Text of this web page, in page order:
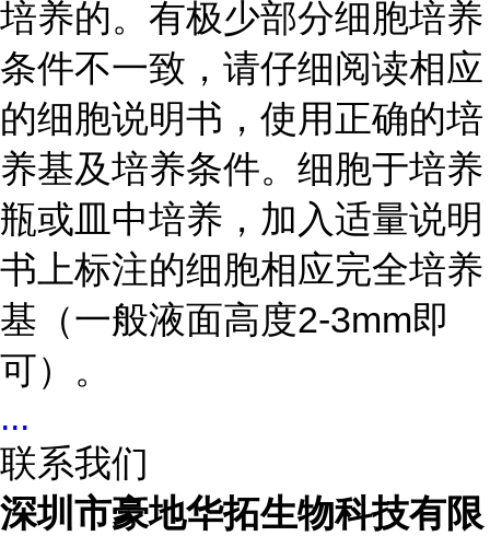
培养的。有极少部分细胞培养
条件不一致，请仔细阅读相应
的细胞说明书，使用正确的培
养基及培养条件。细胞于培养
瓶或皿中培养，加入适量说明
书上标注的细胞相应完全培养
基（一般液面高度2-3mm即
可）。
...
联系我们
深圳市豪地华拓生物科技有限